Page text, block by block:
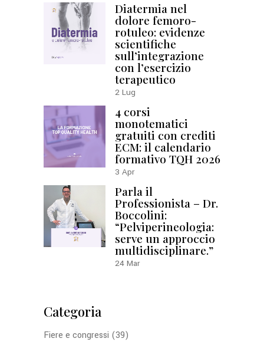
Diatermia nel
dolore femoro-
rotuleo: evidenze
scientifiche
sull’integrazione
con l’esercizio
terapeutico
2 Lug
4 corsi
monotematici
gratuiti con crediti
ECM: il calendario
formativo TQH 2026
3 Apr
Parla il
Professionista – Dr.
Boccolini:
“Pelviperineologia:
serve un approccio
multidisciplinare.”
24 Mar
Categoria
Fiere e congressi (39)